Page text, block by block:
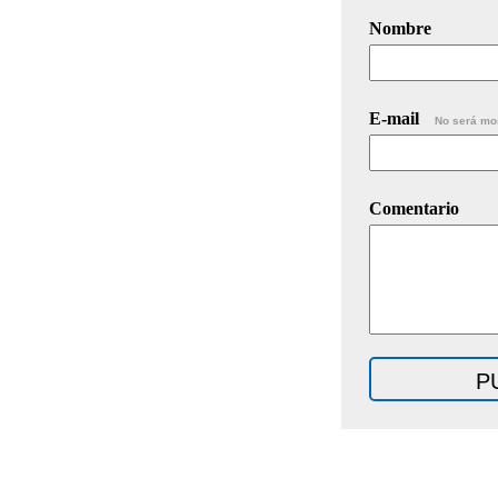
Nombre
E-mail No será
Comentario